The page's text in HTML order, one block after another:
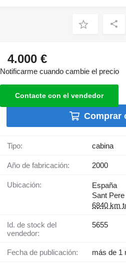
4.000 €
Notificarme cuando cambie el precio
Contacte con el vendedor
Comprar
Tipo: cabina
Año de fabricación: 2000
Ubicación:
España
Sant
6840 km
Id. de stock del
vendedor:
5655
Fecha de publicación: más de 1